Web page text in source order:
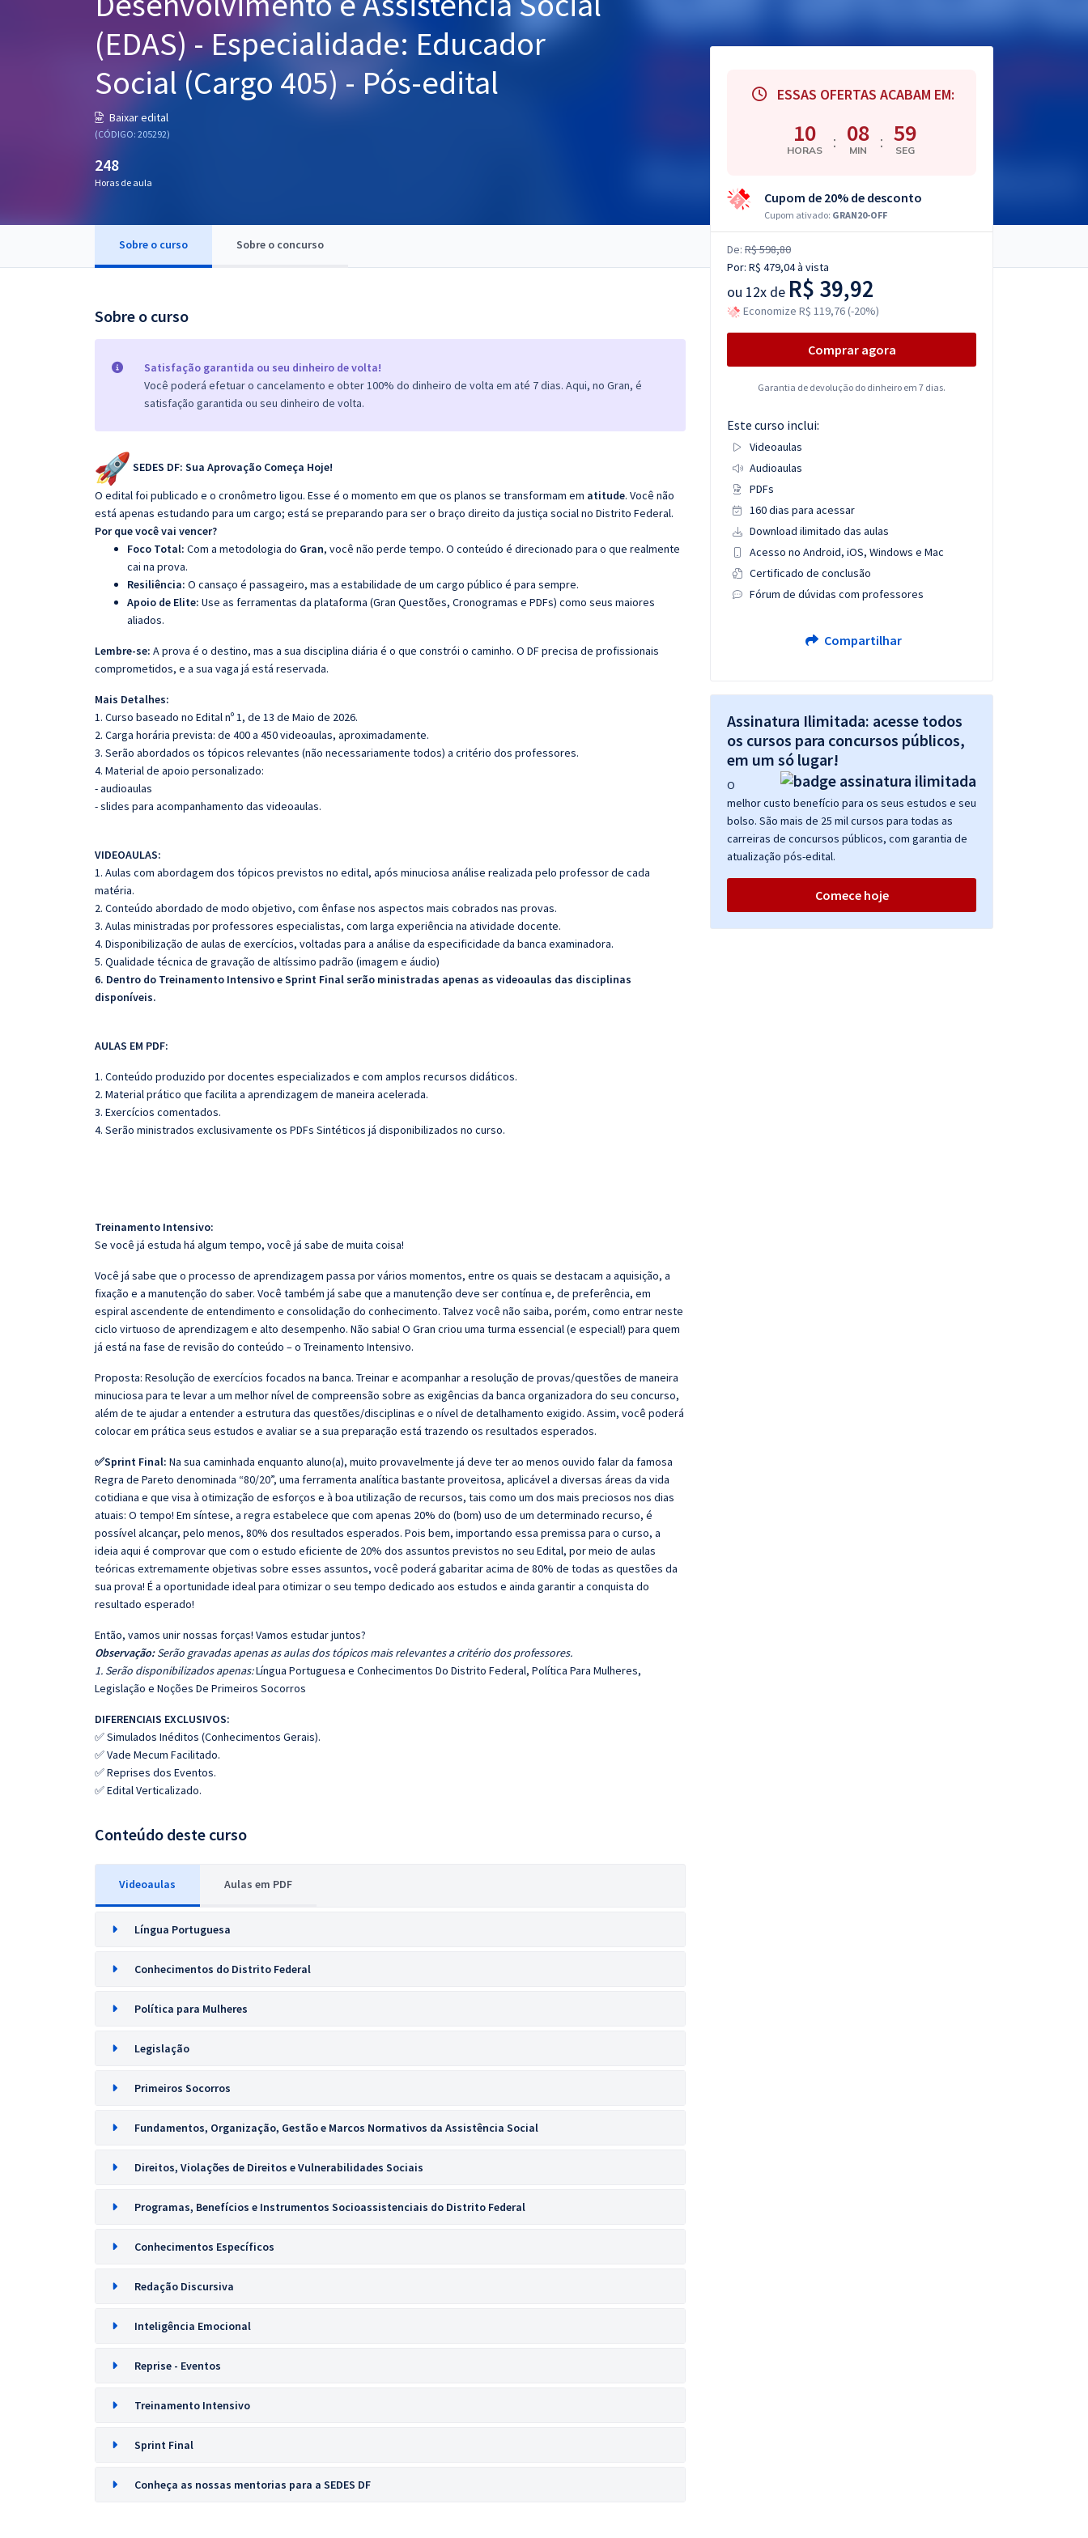
Questões grátis
(EDAS) - Especialidade: Educador
Social (Cargo 405) - Pós-edital
Baixar edital
(CÓDIGO: 205292)
248
Horas de aula
Sobre o curso Sobre o concurso
Sobre o curso
Satisfação garantida ou seu dinheiro de volta!
Você poderá efetuar o cancelamento e obter 100% do dinheiro de volta em até 7 dias. Aqui, no Gran, é
satisfação garantida ou seu dinheiro de volta.
SEDES DF: Sua Aprovação Começa Hoje!
O edital foi publicado e o cronômetro ligou. Esse é o momento em que os planos se transformam em atitude. Você não
está apenas estudando para um cargo; está se preparando para ser o braço direito da justiça social no Distrito Federal.
Por que você vai vencer?
Foco Total: Com a metodologia do Gran, você não perde tempo. O conteúdo é direcionado para o que realmente
cai na prova.
Resiliência: O cansaço é passageiro, mas a estabilidade de um cargo público é para sempre.
Apoio de Elite: Use as ferramentas da plataforma (Gran Questões, Cronogramas e PDFs) como seus maiores
aliados.
Lembre-se: A prova é o destino, mas a sua disciplina diária é o que constrói o caminho. O DF precisa de profissionais
comprometidos, e a sua vaga já está reservada.
Mais Detalhes:
1. Curso baseado no Edital nº 1, de 13 de Maio de 2026.
2. Carga horária prevista: de 400 a 450 videoaulas, aproximadamente.
3. Serão abordados os tópicos relevantes (não necessariamente todos) a critério dos professores.
4. Material de apoio personalizado:
- audioaulas
- slides para acompanhamento das videoaulas.
VIDEOAULAS:
1. Aulas com abordagem dos tópicos previstos no edital, após minuciosa análise realizada pelo professor de cada
matéria.
2. Conteúdo abordado de modo objetivo, com ênfase nos aspectos mais cobrados nas provas.
3. Aulas ministradas por professores especialistas, com larga experiência na atividade docente.
4. Disponibilização de aulas de exercícios, voltadas para a análise da especificidade da banca examinadora.
5. Qualidade técnica de gravação de altíssimo padrão (imagem e áudio)
6. Dentro do Treinamento Intensivo e Sprint Final serão ministradas apenas as videoaulas das disciplinas
disponíveis.
AULAS EM PDF:
1. Conteúdo produzido por docentes especializados e com amplos recursos didáticos.
2. Material prático que facilita a aprendizagem de maneira acelerada.
3. Exercícios comentados.
4. Serão ministrados exclusivamente os PDFs Sintéticos já disponibilizados no curso.
Treinamento Intensivo:
Se você já estuda há algum tempo, você já sabe de muita coisa!
Você já sabe que o processo de aprendizagem passa por vários momentos, entre os quais se destacam a aquisição, a
fixação e a manutenção do saber. Você também já sabe que a manutenção deve ser contínua e, de preferência, em
espiral ascendente de entendimento e consolidação do conhecimento. Talvez você não saiba, porém, como entrar neste
ciclo virtuoso de aprendizagem e alto desempenho. Não sabia! O Gran criou uma turma essencial (e especial!) para quem
já está na fase de revisão do conteúdo – o Treinamento Intensivo.
Proposta: Resolução de exercícios focados na banca. Treinar e acompanhar a resolução de provas/questões de maneira
minuciosa para te levar a um melhor nível de compreensão sobre as exigências da banca organizadora do seu concurso,
além de te ajudar a entender a estrutura das questões/disciplinas e o nível de detalhamento exigido. Assim, você poderá
colocar em prática seus estudos e avaliar se a sua preparação está trazendo os resultados esperados.
✅Sprint Final: Na sua caminhada enquanto aluno(a), muito provavelmente já deve ter ao menos ouvido falar da famosa
Regra de Pareto denominada “80/20”, uma ferramenta analítica bastante proveitosa, aplicável a diversas áreas da vida
cotidiana e que visa à otimização de esforços e à boa utilização de recursos, tais como um dos mais preciosos nos dias
atuais: O tempo! Em síntese, a regra estabelece que com apenas 20% do (bom) uso de um determinado recurso, é
possível alcançar, pelo menos, 80% dos resultados esperados. Pois bem, importando essa premissa para o curso, a
ideia aqui é comprovar que com o estudo eficiente de 20% dos assuntos previstos no seu Edital, por meio de aulas
teóricas extremamente objetivas sobre esses assuntos, você poderá gabaritar acima de 80% de todas as questões da
sua prova! É a oportunidade ideal para otimizar o seu tempo dedicado aos estudos e ainda garantir a conquista do
resultado esperado!
Então, vamos unir nossas forças! Vamos estudar juntos?
Observação:Serão gravadas apenas as aulas dos tópicos mais relevantes a critério dos professores.
1. Serão disponibilizados apenas:Língua Portuguesa e Conhecimentos Do Distrito Federal, Política Para Mulheres,
Legislação e Noções De Primeiros Socorros
DIFERENCIAIS EXCLUSIVOS:
✅ Simulados Inéditos (Conhecimentos Gerais).
✅ Vade Mecum Facilitado.
✅ Reprises dos Eventos.
✅ Edital Verticalizado.
Conteúdo deste curso
Videoaulas Aulas em PDF
Língua Portuguesa
Conhecimentos do Distrito Federal
Política para Mulheres
Legislação
Primeiros Socorros
Fundamentos, Organização, Gestão e Marcos Normativos da Assistência Social
Direitos, Violações de Direitos e Vulnerabilidades Sociais
Programas, Benefícios e Instrumentos Socioassistenciais do Distrito Federal
Conhecimentos Específicos
Redação Discursiva
Inteligência Emocional
Reprise - Eventos
Treinamento Intensivo
Sprint Final
Conheça as nossas mentorias para a SEDES DF
ESSAS OFERTAS ACABAM EM:
10
HORAS : 08
MIN : 58
SEG
Cupom de 20% de desconto
Cupom ativado: GRAN20-OFF
De: R$ 598,80
Por: R$ 479,04à vista
ou 12x de R$ 39,92
Economize R$ 119,76 (-20%)
Comprar agora
Garantia de devolução do dinheiro em 7 dias.
Este curso inclui:
Videoaulas
Audioaulas
PDFs
160 dias para acessar
Download ilimitado das aulas
Acesso no Android, iOS, Windows e Mac
Certificado de conclusão
Fórum de dúvidas com professores
Compartilhar
Assinatura Ilimitada: acesse todos
os cursos para concursos públicos,
em um só lugar!
O
melhor custo benefício para os seus estudos e seu
bolso. São mais de 25 mil cursos para todas as
carreiras de concursos públicos, com garantia de
atualização pós-edital.
Comece hoje